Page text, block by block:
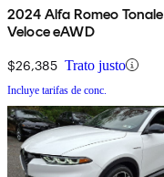
2024 Alfa Romeo Tonale
Veloce eAWD
$26,385 Trato justo
Incluye tarifas de conc.